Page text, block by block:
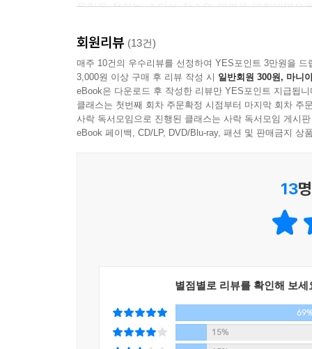
가슴이 하는 말 / 실수를 인정해라 / 안전이라는 함
용기를 가져라 / 될 때까지 / 목숨을 담보로 / 살아
예행연습 / 인내심 / 잃어버린 기회 / 잠자리에 들기
진정한 소통 / 진화, 노력의 산물 / 해적이 되어라 /
여정이 보상 / 보이지 않는 곳까지 / 암흑시대 / 지금
짧은 메시지 / 어른이 되었다 / 적당한 타이밍 / 유
날카로운 감각 / 멀티플레이어가 되어라 / 관능적
명예보다 중요한 것은 시간이다 / 사랑에 대한 통
패배의 기억 / 보통 남자 / 패기의 아이콘 / 방향제
CEO의 품격 / 성찰의 시간 / 청중과 소통하라 / 선
한마디의 힘 / 회상 / 인간에 대한 이해 / 돈의 가치
나의 유전자 / 부와 명성 / 과감하게 과거를 버려라
울림을 전하는 스티브 잡스의 명언을 영한대역
365일 스티브 잡스의 명언록으로 마음을 다스리자.
이 책은 스티브 잡스식 언어의 정수만을 뽑아
정신을 뜨겁게 달구고, 자신의 분야에 적응할 수
매일매일 새로운 삶의 지표를 발견하기를 바란
2012년, 올 한 해는 스티브 잡스가 남긴 불멸의 메
가장 중요한 것은, 마음과 직관을 따르는 용기를 갖
회원리뷰 (13건)
매주 10건의 우수리뷰를 선정하여 YES포인트 3만원을 드
3,000원 이상 구매 후 리뷰 작성 시 일반회원 300원, 마니
eBook은 다운로드 후 작성한 리뷰만 YES포인트 지급됩니
클래스는 첫번째 회차 주문확정 시점부터 마지막 회차 주
사락 독서모임으로 진행된 클래스는 사락 독서모임 게시
eBook 페이백, CD/LP, DVD/Blu-ray, 패션 및 판매금지 상
13
별점별로 리뷰를 확인해 보세
15%